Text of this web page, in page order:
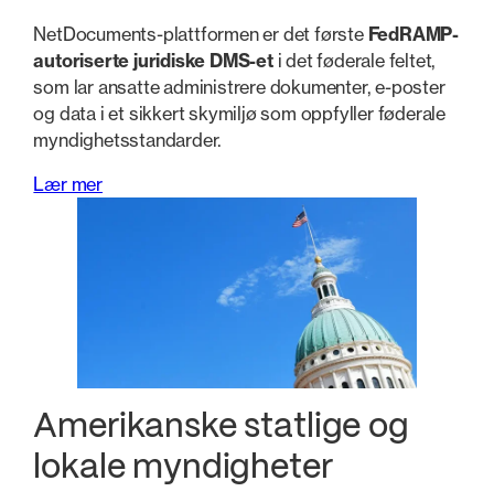
NetDocuments-plattformen er det første FedRAMP-
autoriserte juridiske DMS-eti det føderale feltet,
som lar ansatte administrere dokumenter, e-poster
og data i et sikkert skymiljø som oppfyller føderale
myndighetsstandarder.
Lær mer
Amerikanske statlige og
lokale myndigheter